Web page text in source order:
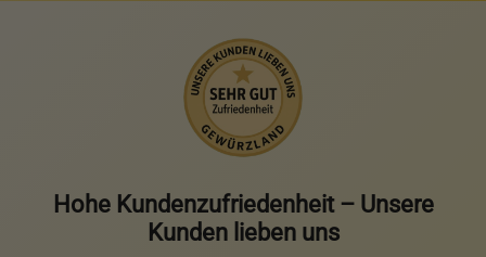
Hohe Kundenzufriedenheit – Unsere
Kunden lieben uns